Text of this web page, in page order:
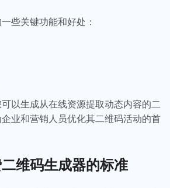
些关键功能和好处：
以生成从在线资源提取动态内容的二
业和营销人员优化其二维码活动的首
维码生成器的标准